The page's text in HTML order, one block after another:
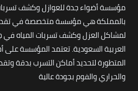
مؤسسة أضواء جدة للعوازل وكشف
بالمملكة هي مؤسسة متخصصة في
لمشاكل العزل وكشف تسربات المياه في
العربية السعودية. تعتمد المؤسسة على
المتطورة لتحديد أماكن التسرب بدقة
والحراري والفوم بجودة عالية